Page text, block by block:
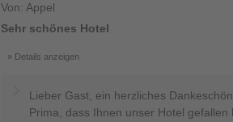
Von: Appel
Sehr schönes Hotel
Details anzeigen
Lieber Gast, ein herzliches
Prima, dass Ihnen unser Hotel